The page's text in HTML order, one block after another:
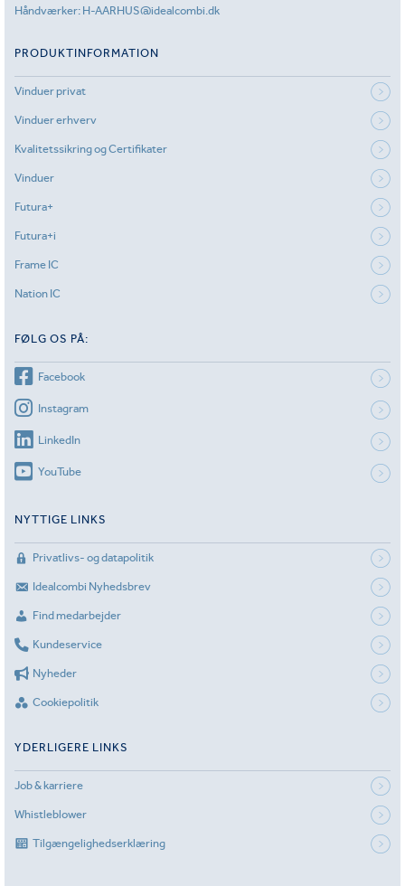
Håndværker: H-AARHUS@idealcombi.dk
PRODUKTINFORMATION
Vinduer privat
Vinduer erhverv
Kvalitetssikring og Certifikater
Vinduer
Futura+
Futura+i
Frame IC
Nation IC
FØLG OS PÅ:
Facebook
Instagram
LinkedIn
YouTube
NYTTIGE LINKS
Privatlivs- og datapolitik
Idealcombi Nyhedsbrev
Find medarbejder
Kundeservice
Nyheder
Cookiepolitik
YDERLIGERE LINKS
Job & karriere
Whistleblower
Tilgængelighedserklæring